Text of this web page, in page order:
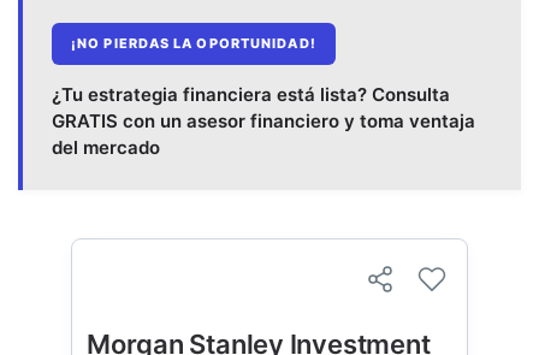
¡NO PIERDAS LA OPORTUNIDAD!
¿Tu estrategia financiera está lista? Consulta
GRATIS con un asesor financiero y toma ventaja
del mercado
Morgan Stanley Investment